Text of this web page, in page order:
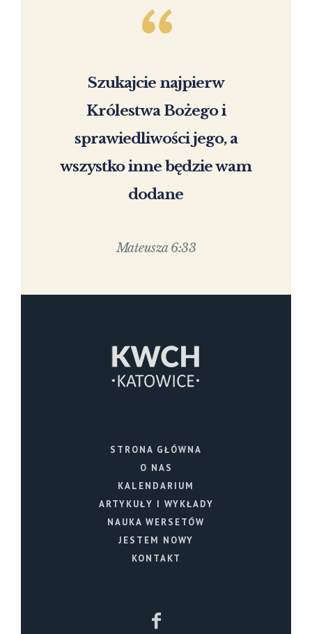
Szukajcie najpierw
Królestwa Bożego i
sprawiedliwości jego, a
wszystko inne będzie wam
dodane
Mateusza 6:33
STRONA GŁÓWNA
O NAS
KALENDARIUM
ARTYKUŁY I WYKŁADY
NAUKA WERSETÓW
JESTEM NOWY
KONTAKT